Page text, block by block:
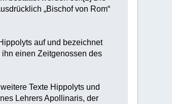
„Bischof von Rom“
auf und bezeichnet
einen Zeitgenossen des
Texte Hippolyts und
Lehrers Apollinaris, der